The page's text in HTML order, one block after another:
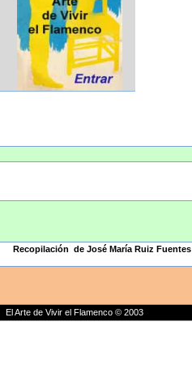
Recopilación de José María Ruiz Fuentes
El Arte de Vivir el Flamenco © 2003